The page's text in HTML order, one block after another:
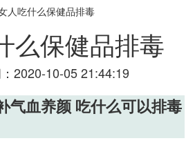
人吃什么保健品排毒
么保健品排毒
2020-10-05 21:44:19
气血养颜 吃什么可以排毒